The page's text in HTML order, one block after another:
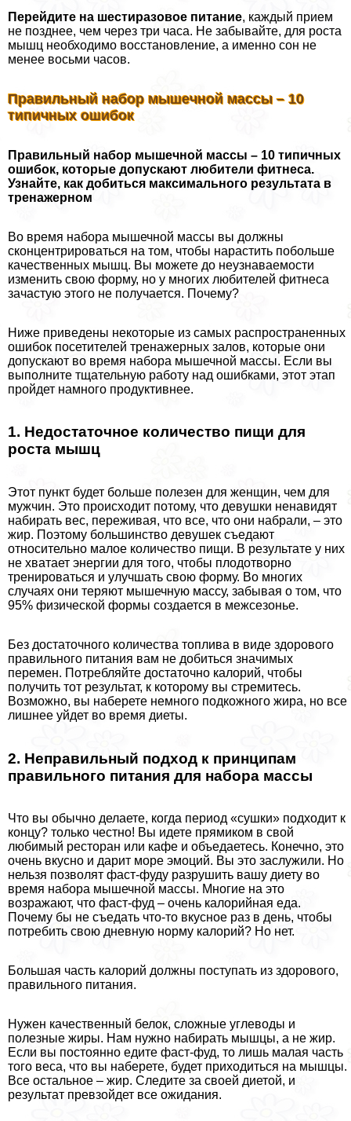
Перейдите на шестиразовое питание, каждый прием
не позднее, чем через три часа. Не забывайте, для роста
мышц необходимо восстановление, а именно сон не
менее восьми часов.
Правильный набор мышечной массы – 10
типичных ошибок
Правильный набор мышечной массы – 10 типичных
ошибок, которые допускают любители фитнеса.
Узнайте, как добиться максимального результата в
тренажерном
Во время набора мышечной массы вы должны
сконцентрироваться на том, чтобы нарастить побольше
качественных мышц. Вы можете до неузнаваемости
изменить свою форму, но у многих любителей фитнеса
зачастую этого не получается. Почему?
Ниже приведены некоторые из самых распространенных
ошибок посетителей тренажерных залов, которые они
допускают во время набора мышечной массы. Если вы
выполните тщательную работу над ошибками, этот этап
пройдет намного продуктивнее.
1. Недостаточное количество пищи для
роста мышц
Этот пункт будет больше полезен для женщин, чем для
мужчин. Это происходит потому, что дeвyшки ненавидят
набирать вес, переживая, что все, что они набрали, – это
жир. Поэтому большинство дeвyшек съедают
относительно малое количество пищи. В результате у них
не хватает энергии для того, чтобы плодотворно
тренироваться и улучшать свою форму. Во многих
случаях они теряют мышечную массу, забывая о том, что
95% физической формы создается в межсезонье.
Без достаточного количества топлива в виде здорового
правильного питания вам не добиться значимых
перемен. Потрeбляйте достаточно калорий, чтобы
получить тот результат, к которому вы стремитесь.
Возможно, вы наберете немного подкожного жира, но все
лишнее уйдет во время диеты.
2. Неправильный подход к принципам
правильного питания для набора массы
Что вы обычно делаете, когда период «сушки» подходит к
концу? только честно! Вы идете прямиком в свой
любимый ресторан или кафе и объедаетесь. Конечно, это
очень вкусно и дарит море эмоций. Вы это заслужили. Но
нельзя позволят фаст-фуду разрушить вашу диету во
время набора мышечной массы. Многие на это
возражают, что фаст-фуд – очень калорийная еда.
Почему бы не съедать что-то вкусное раз в день, чтобы
потребить свою дневную норму калорий? Но нет.
Большая часть калорий должны поступать из здорового,
правильного питания.
Нужен качественный белок, сложные углеводы и
полезные жиры. Нам нужно набирать мышцы, а не жир.
Если вы постоянно едите фаст-фуд, то лишь малая часть
того веса, что вы наберете, будет приходиться на мышцы.
Все остальное – жир. Следите за своей диетой, и
результат превзойдет все ожидания.